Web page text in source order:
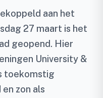
aan het
27 maart is het
geopend. Hier
University &
toekomstig
zon als